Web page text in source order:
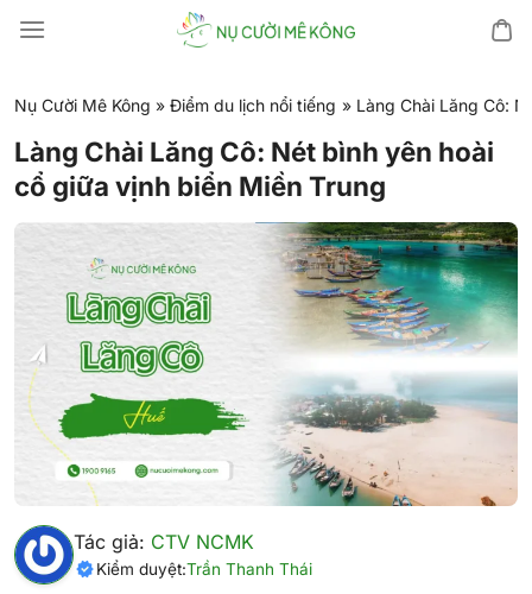
đến
dung
Nụ Cười Mê Kông » Điểm du lịch nổi tiếng » Làng Chài Lăng Cô:
Làng Chài Lăng Cô: Nét bình yên hoài
cổ giữa vịnh biển Miền Trung
Tác giả: CTV NCMK
Kiểm duyệt:Trần Thanh Thái